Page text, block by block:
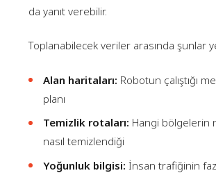
da yanıt verebilir.
Toplanabilecek veriler arasında şunlar
Alan haritaları: Robotun çalıştığı
planı
Temizlik rotaları: Hangi bölgelerin
nasıl temizlendiği
Yoğunluk bilgisi: İnsan trafiğinin